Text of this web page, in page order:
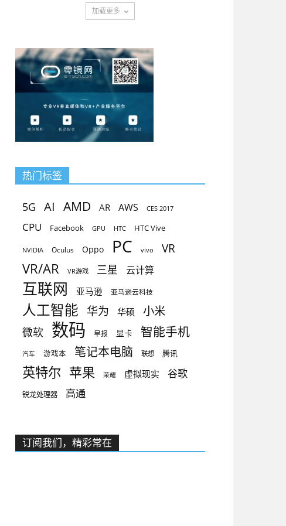
加载更多
热门标签
5G AI AMD AR AWS CES 2017
CPU Facebook GPU HTC HTC Vive
NVIDIA Oculus Oppo PC vivo VR
VR/AR VR游戏 三星 云计算
互联网 亚马逊 亚马逊云科技
人工智能 华为 华硕 小米
微软 数码 早报 显卡 智能手机
汽车 游戏本 笔记本电脑 联想 腾讯
英特尔 苹果 荣耀 虚拟现实 谷歌
锐龙处理器 高通
订阅我们，精彩常在